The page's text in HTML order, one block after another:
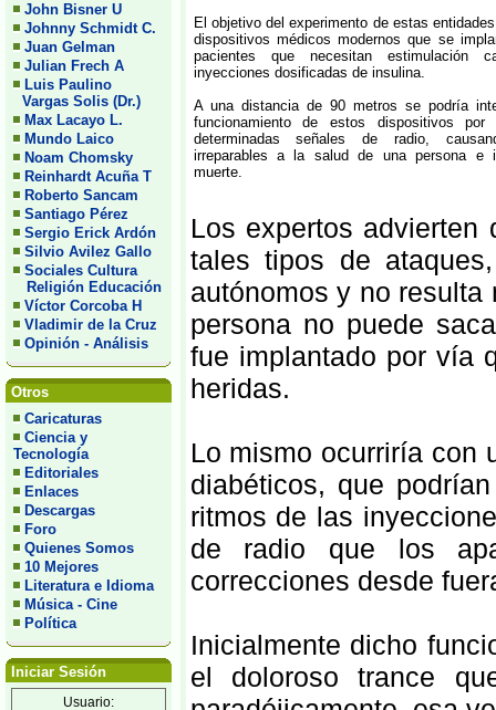
John Bisner U
Johnny Schmidt C.
Juan Gelman
Julian Frech A
Luis Paulino
Vargas Solis (Dr.)
Max Lacayo L.
Mundo Laico
Noam Chomsky
Reinhardt Acuña T
Roberto Sancam
Santiago Pérez
Sergio Erick Ardón
Silvio Avilez Gallo
Sociales Cultura
Religión Educación
Víctor Corcoba H
Vladimir de la Cruz
Opinión - Análisis
Otros
Caricaturas
Ciencia y
Tecnología
Editoriales
Enlaces
Descargas
Foro
Quienes Somos
10 Mejores
Literatura e Idioma
Música - Cine
Política
Iniciar Sesión
Usuario:
El objetivo del experimento de estas
dispositivos médicos modernos que se
pacientes que necesitan estimulación
inyecciones dosificadas de insulina.
A una distancia de 90 metros se podría
funcionamiento de estos dispositivos por
determinadas señales de radio,
irreparables a la salud de una persona e
muerte.
Los expertos advierten
tales tipos de
autónomos y no
persona no puede
fue implantado por vía
heridas.
Lo mismo ocurriría con
diabéticos, que
ritmos de las
de radio que los
correcciones desde
Inicialmente dicho
el doloroso trance